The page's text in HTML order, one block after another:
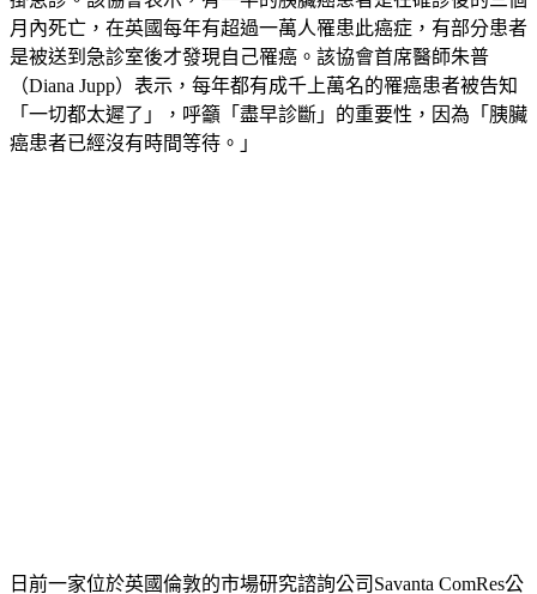
掛急診。該協會表示，有一半的胰臟癌患者是在確診後的三個
月內死亡，在英國每年有超過一萬人罹患此癌症，有部分患者
是被送到急診室後才發現自己罹癌。該協會首席醫師朱普
（Diana Jupp）表示，每年都有成千上萬名的罹癌患者被告知
「一切都太遲了」，呼籲「盡早診斷」的重要性，因為「胰臟